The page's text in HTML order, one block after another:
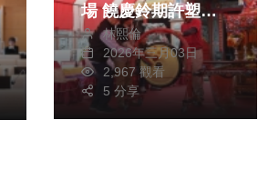
場 饒慶鈴期許塑造
傳統文化優良形象
歡迎全國鄉親鬥熱鬧
拼元宵
林熙倫
2026年三月03日
2,967 觀看
5 分享